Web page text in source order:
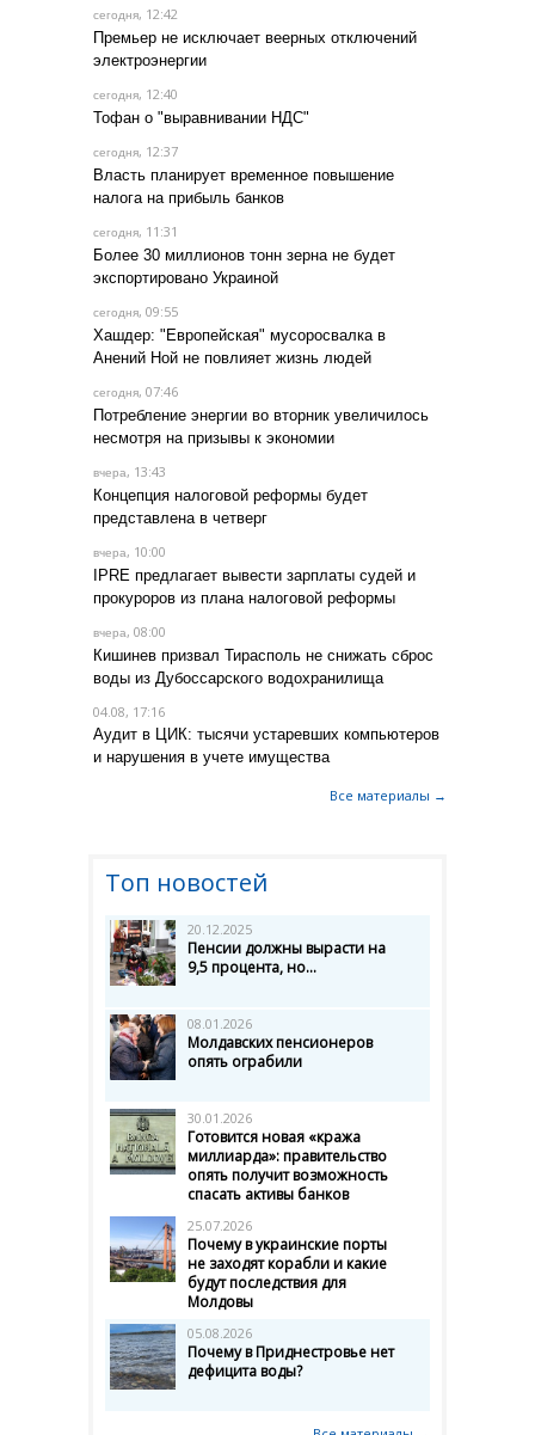
сегодня, 12:42
Премьер не исключает веерных отключений
электроэнергии
сегодня, 12:40
Тофан о "выравнивании НДС"
сегодня, 12:37
Власть планирует временное повышение
налога на прибыль банков
сегодня, 11:31
Более 30 миллионов тонн зерна не будет
экспортировано Украиной
сегодня, 09:55
Хашдер: "Европейская" мусоросвалка в
Анений Ной не повлияет жизнь людей
сегодня, 07:46
Потребление энергии во вторник увеличилось
несмотря на призывы к экономии
вчера, 13:43
Концепция налоговой реформы будет
представлена в четверг
вчера, 10:00
IPRE предлагает вывести зарплаты судей и
прокуроров из плана налоговой реформы
вчера, 08:00
Кишинев призвал Тирасполь не снижать сброс
воды из Дубоссарского водохранилища
04.08, 17:16
Аудит в ЦИК: тысячи устаревших компьютеров
и нарушения в учете имущества
Все материалы →
Топ новостей
20.12.2025
Пенсии должны вырасти на
9,5 процента, но...
08.01.2026
Молдавских пенсионеров
опять ограбили
30.01.2026
Готовится новая «кража
миллиарда»: правительство
опять получит возможность
спасать активы банков
25.07.2026
Почему в украинские порты
не заходят корабли и какие
будут последствия для
Молдовы
05.08.2026
Почему в Приднестровье нет
дефицита воды?